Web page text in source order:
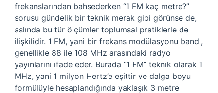
frekanslarından bahsederken “1 FM kaç metre?”
sorusu gündelik bir teknik merak gibi görünse de,
aslında bu tür ölçümler toplumsal pratiklerle de
ilişkilidir. 1 FM, yani bir frekans modülasyonu bandı,
genellikle 88 ile 108 MHz arasındaki radyo
yayınlarını ifade eder. Burada “1 FM” teknik olarak 1
MHz, yani 1 milyon Hertz’e eşittir ve dalga boyu
formülüyle hesaplandığında yaklaşık 3 metre